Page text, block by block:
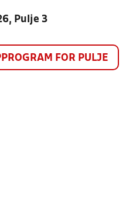
Pulje 3
FOR PULJE